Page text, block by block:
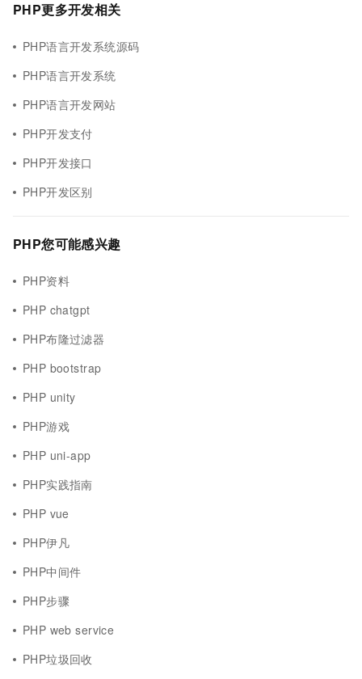
PHP更多开发相关
PHP语言开发系统源码
PHP语言开发系统
PHP语言开发网站
PHP开发支付
PHP开发接口
PHP开发区别
PHP您可能感兴趣
PHP资料
PHP chatgpt
PHP布隆过滤器
PHP bootstrap
PHP unity
PHP游戏
PHP uni-app
PHP实践指南
PHP vue
PHP伊凡
PHP中间件
PHP步骤
PHP web service
PHP垃圾回收